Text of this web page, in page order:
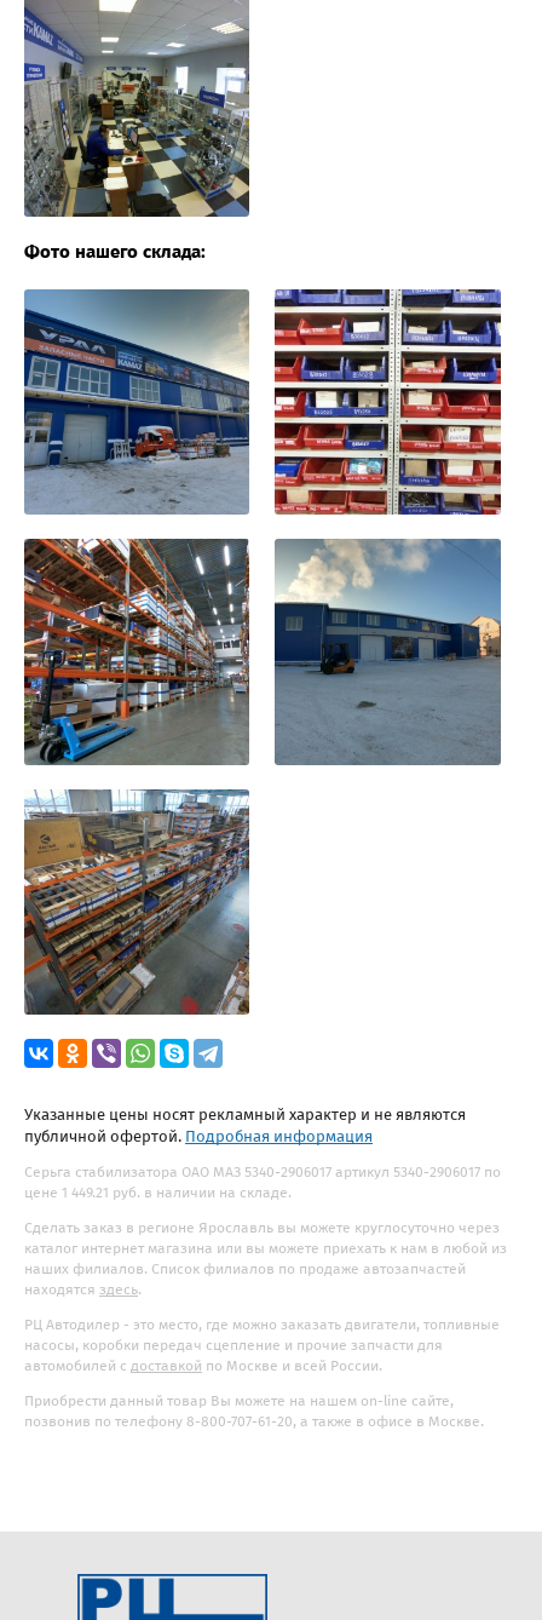
Фото нашего склада:
Указанные цены носят рекламный характер и не являются
публичной офертой. Подробная информация
Серьга стабилизатора ОАО МАЗ 5340-2906017 артикул 5340-2906017 по
цене 1 449.21 руб. в наличии на складе.
Сделать заказ в регионе Ярославль вы можете круглосуточно через
каталог интернет магазина или вы можете приехать к нам в любой из
наших филиалов. Список филиалов по продаже автозапчастей
находятся здесь.
РЦ Автодилер - это место, где можно заказать двигатели, топливные
насосы, коробки передач сцепление и прочие запчасти для
автомобилей с доставкой по Москве и всей России.
Приобрести данный товар Вы можете на нашем on-line сайте,
позвонив по телефону 8-800-707-61-20, а также в офисе в Москве.